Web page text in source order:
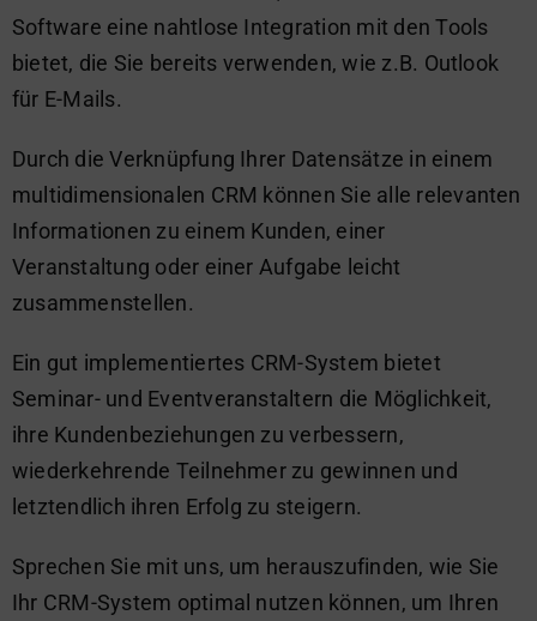
Software eine nahtlose Integration mit den Tools
bietet, die Sie bereits verwenden, wie z.B. Outlook
für E-Mails.
Durch die Verknüpfung Ihrer Datensätze in einem
multidimensionalen CRM können Sie alle relevanten
Informationen zu einem Kunden, einer
Veranstaltung oder einer Aufgabe leicht
zusammenstellen.
Ein gut implementiertes CRM-System bietet
Seminar- und Eventveranstaltern die Möglichkeit,
ihre Kundenbeziehungen zu verbessern,
wiederkehrende Teilnehmer zu gewinnen und
letztendlich ihren Erfolg zu steigern.
Sprechen Sie mit uns, um herauszufinden, wie Sie
Ihr CRM-System optimal nutzen können, um Ihren